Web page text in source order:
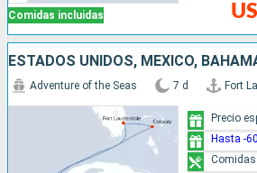
Comidas incluidas
ESTADOS UNIDOS, MÉXICO,
Adventure of the Seas 7 d Fort
Precio
Hasta -